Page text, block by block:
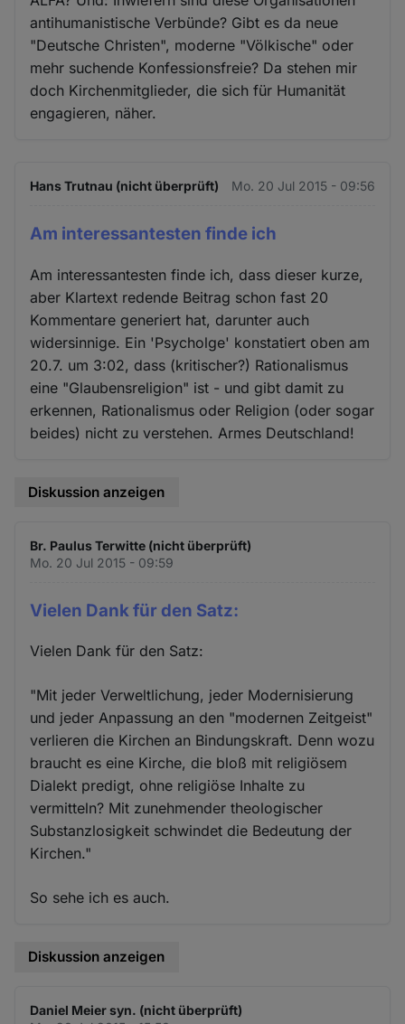
antihumanistische Verbünde? Gibt es da neue
"Deutsche Christen", moderne "Völkische" oder
mehr suchende Konfessionsfreie? Da stehen mir
doch Kirchenmitglieder, die sich für Humanität
engagieren, näher.
Hans Trutnau (nicht überprüft) Mo. 20 Jul 2015 - 09:56
Am interessantesten finde ich
Am interessantesten finde ich, dass dieser kurze,
aber Klartext redende Beitrag schon fast 20
Kommentare generiert hat, darunter auch
widersinnige. Ein 'Psycholge' konstatiert oben am
20.7. um 3:02, dass (kritischer?) Rationalismus
eine "Glaubensreligion" ist - und gibt damit zu
erkennen, Rationalismus oder Religion (oder sogar
beides) nicht zu verstehen. Armes Deutschland!
Diskussion anzeigen
Br. Paulus Terwitte (nicht überprüft)
Mo. 20 Jul 2015 - 09:59
Vielen Dank für den Satz:
Vielen Dank für den Satz:
"Mit jeder Verweltlichung, jeder Modernisierung
und jeder Anpassung an den "modernen Zeitgeist"
verlieren die Kirchen an Bindungskraft. Denn wozu
braucht es eine Kirche, die bloß mit religiösem
Dialekt predigt, ohne religiöse Inhalte zu
vermitteln? Mit zunehmender theologischer
Substanzlosigkeit schwindet die Bedeutung der
Kirchen."
So sehe ich es auch.
Diskussion anzeigen
Daniel Meier syn. (nicht überprüft)